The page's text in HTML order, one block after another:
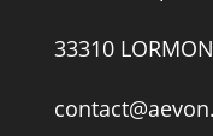
33310